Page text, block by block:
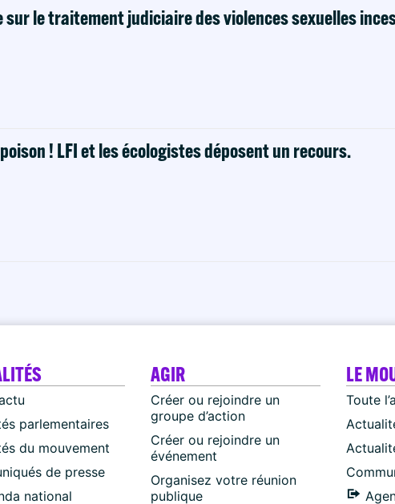
sur le traitement judiciaire des violences sexuelles
! LFI et les écologistes déposent un recours.
parlementaires
du mouvement
de presse
national
AGIR
Créer ou rejoindre un
groupe d’action
Créer ou rejoindre un
événement
Organisez votre réunion
publique
LE
Toute